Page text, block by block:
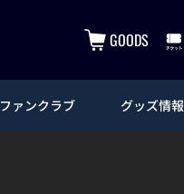
GOODS
ファンクラブ グッズ情報